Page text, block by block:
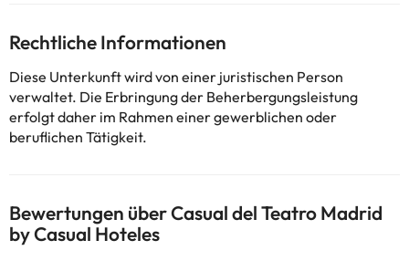
für das Nachtleben, Tapas und Architektur interessieren.
Einige der aufgeführten Dienstleistungen können Extras sein, die
im Hotel zu bezahlen sind. Dort können Sie die Preise überprüfen.
Diese Informationen können von der Unterkunft geändert
werden.
Unterkunft geändert werden. Wenn ihr Fragen habt, kontaktiert
uns.
Rechtliche Informationen
Diese Unterkunft wird von einer juristischen Person
verwaltet. Die Erbringung der Beherbergungsleistung
erfolgt daher im Rahmen einer gewerblichen oder
beruflichen Tätigkeit.
Bewertungen über Casual del Teatro Madrid
by Casual Hoteles